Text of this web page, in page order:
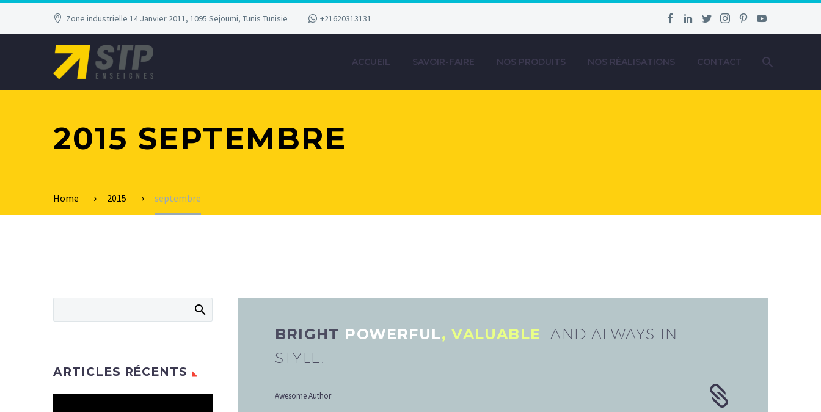
Zone industrielle 14 Janvier 2011, 1095 Sejoumi, Tunis Tunisie +21620313131
ACCUEIL SAVOIR-FAIRE NOS PRODUITS NOS RÉALISATIONS CONTACT
2015 SEPTEMBRE
Home 2015 septembre
BRIGHT POWERFUL, VALUABLE
AND ALWAYS IN
STYLE.
Awesome Author
ARTICLES RÉCENTS